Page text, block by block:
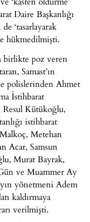
Daire Başkanlığı
‘tasarlayarak
hükmedilmişti.
birlikte poz veren
Samast’ın
polislerinden Ahmet
İstihbarat
Kütükoğlu,
istihbarat
Metehan
Acar, Samsun
Murat Bayrak,
ve Muammer Ay
yönetmeni Adem
kaldırmaya
verilmişti.